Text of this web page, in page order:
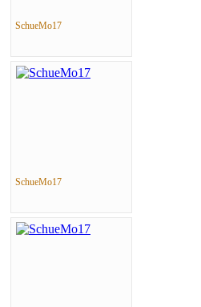
SchueMo17
SchueMo17